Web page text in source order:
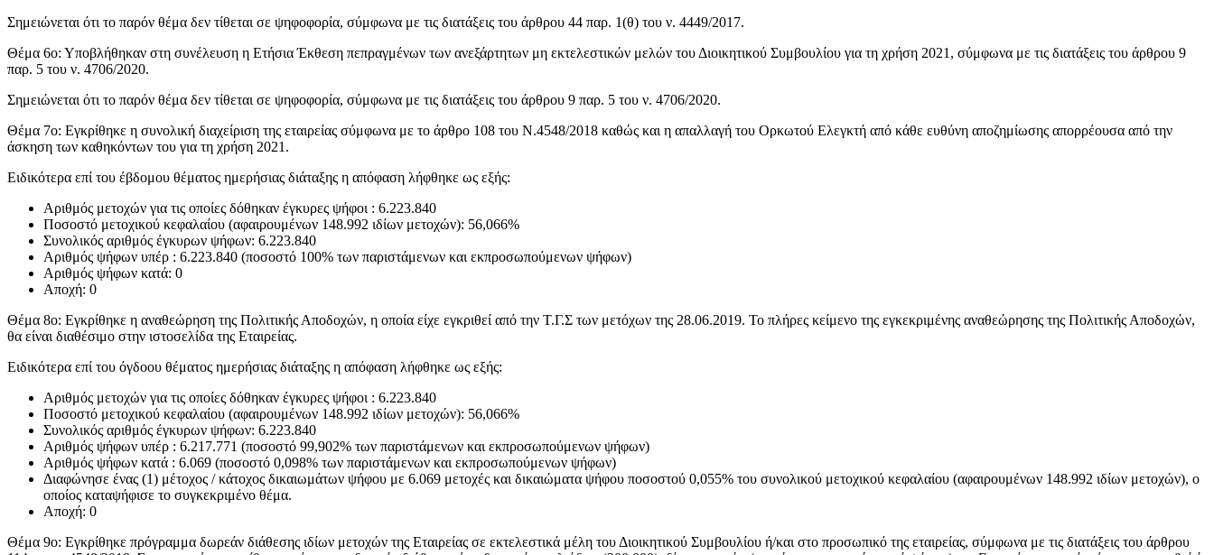
Σημειώνεται ότι το παρόν θέμα δεν τίθεται σε ψηφοφορία, σύμφωνα με τις διατάξεις του άρθρου 44 παρ. 1(θ) του ν. 4449/2017.
Θέμα 6ο: Υποβλήθηκαν στη συνέλευση η Ετήσια Έκθεση πεπραγμένων των ανεξάρτητων μη εκτελεστικών μελών του Διοικητικού Συμβουλίου για τη χρήση 2021, σύμφωνα με τις διατάξεις του άρθρου 9
παρ. 5 του ν. 4706/2020.
Σημειώνεται ότι το παρόν θέμα δεν τίθεται σε ψηφοφορία, σύμφωνα με τις διατάξεις του άρθρου 9 παρ. 5 του ν. 4706/2020.
Θέμα 7ο: Εγκρίθηκε η συνολική διαχείριση της εταιρείας σύμφωνα με το άρθρο 108 του Ν.4548/2018 καθώς και η απαλλαγή του Ορκωτού Ελεγκτή από κάθε ευθύνη αποζημίωσης απορρέουσα από την
άσκηση των καθηκόντων του για τη χρήση 2021.
Ειδικότερα επί του έβδομου θέματος ημερήσιας διάταξης η απόφαση λήφθηκε ως εξής:
Αριθμός μετοχών για τις οποίες δόθηκαν έγκυρες ψήφοι : 6.223.840
Ποσοστό μετοχικού κεφαλαίου (αφαιρουμένων 148.992 ιδίων μετοχών): 56,066%
Συνολικός αριθμός έγκυρων ψήφων: 6.223.840
Αριθμός ψήφων υπέρ : 6.223.840 (ποσοστό 100% των παριστάμενων και εκπροσωπούμενων ψήφων)
Αριθμός ψήφων κατά: 0
Αποχή: 0
Θέμα 8ο: Εγκρίθηκε η αναθεώρηση της Πολιτικής Αποδοχών, η οποία είχε εγκριθεί από την Τ.Γ.Σ των μετόχων της 28.06.2019. Το πλήρες κείμενο της εγκεκριμένης αναθεώρησης της Πολιτικής Αποδοχών,
θα είναι διαθέσιμο στην ιστοσελίδα της Εταιρείας.
Ειδικότερα επί του όγδοου θέματος ημερήσιας διάταξης η απόφαση λήφθηκε ως εξής:
Αριθμός μετοχών για τις οποίες δόθηκαν έγκυρες ψήφοι : 6.223.840
Ποσοστό μετοχικού κεφαλαίου (αφαιρουμένων 148.992 ιδίων μετοχών): 56,066%
Συνολικός αριθμός έγκυρων ψήφων: 6.223.840
Αριθμός ψήφων υπέρ : 6.217.771 (ποσοστό 99,902% των παριστάμενων και εκπροσωπούμενων ψήφων)
Αριθμός ψήφων κατά : 6.069 (ποσοστό 0,098% των παριστάμενων και εκπροσωπούμενων ψήφων)
Διαφώνησε ένας (1) μέτοχος / κάτοχος δικαιωμάτων ψήφου με 6.069 μετοχές και δικαιώματα ψήφου ποσοστού 0,055% του συνολικού μετοχικού κεφαλαίου (αφαιρουμένων 148.992 ιδίων μετοχών), ο
οποίος καταψήφισε το συγκεκριμένο θέμα.
Αποχή: 0
Θέμα 9ο: Εγκρίθηκε πρόγραμμα δωρεάν διάθεσης ιδίων μετοχών της Εταιρείας σε εκτελεστικά μέλη του Διοικητικού Συμβουλίου ή/και στο προσωπικό της εταιρείας, σύμφωνα με τις διατάξεις του άρθρου